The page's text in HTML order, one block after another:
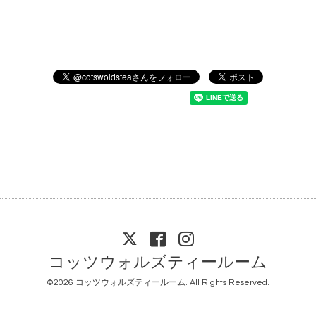
コッツウォルズティールーム
©2026 コッツウォルズティールーム. All Rights Reserved.